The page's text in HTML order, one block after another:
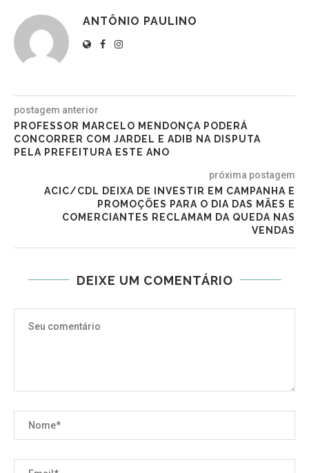
ANTÔNIO PAULINO
postagem anterior
PROFESSOR MARCELO MENDONÇA PODERÁ
CONCORRER COM JARDEL E ADIB NA DISPUTA
PELA PREFEITURA ESTE ANO
próxima postagem
ACIC/CDL DEIXA DE INVESTIR EM CAMPANHA E
PROMOÇÕES PARA O DIA DAS MÃES E
COMERCIANTES RECLAMAM DA QUEDA NAS
VENDAS
DEIXE UM COMENTÁRIO